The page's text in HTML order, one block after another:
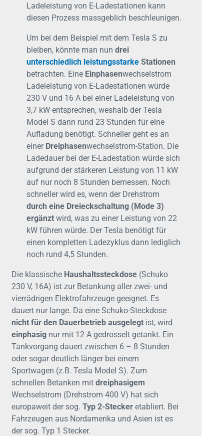
Ladeleistung von E-Ladestationen kann
diesen Prozess massgeblich beschleunigen.
Um bei dem Beispiel mit dem Tesla S zu
bleiben, könnte man nun drei
unterschiedlich leistungsstarke Stationen
betrachten. Eine Einphasenwechselstrom
Ladeleistung von E-Ladestationen würde
230 V und 16 A bei einer Ladeleistung von
3,7 kW entsprechen, weshalb der Tesla
Model S dann rund 23 Stunden für eine
Aufladung benötigt. Schneller geht es an
einer Dreiphasenwechselstrom-Station. Die
Ladedauer bei der E-Ladestation würde sich
aufgrund der stärkeren Leistung von 11 kW
auf nur noch 8 Stunden bemessen. Noch
schneller wird es, wenn der Drehstrom
durch eine Dreieckschaltung (Mode 3)
ergänzt wird, was zu einer Leistung von 22
kW führen würde. Der Tesla benötigt für
einen kompletten Ladezyklus dann lediglich
noch rund 4,5 Stunden.
Die klassische Haushaltssteckdose (Schuko
230 V, 16A) ist zur Betankung aller zwei- und
vierrädrigen Elektrofahrzeuge geeignet. Es
dauert nur lange. Da eine Schuko-Steckdose
nicht für den Dauerbetrieb ausgelegt ist, wird
einphasig nur mit 12 A gedrosselt getankt. Ein
Tankvorgang dauert zwischen 6 – 8 Stunden
oder sogar deutlich länger bei einem
Sportwagen (z.B. Tesla Model S). Zum
schnellen Betanken mit dreiphasigem
Wechselstrom (Drehstrom 400 V) hat sich
europaweit der sog. Typ 2-Stecker etabliert. Bei
Fahrzeugen aus Nordamerika und Asien ist es
der sog. Typ 1 Stecker.